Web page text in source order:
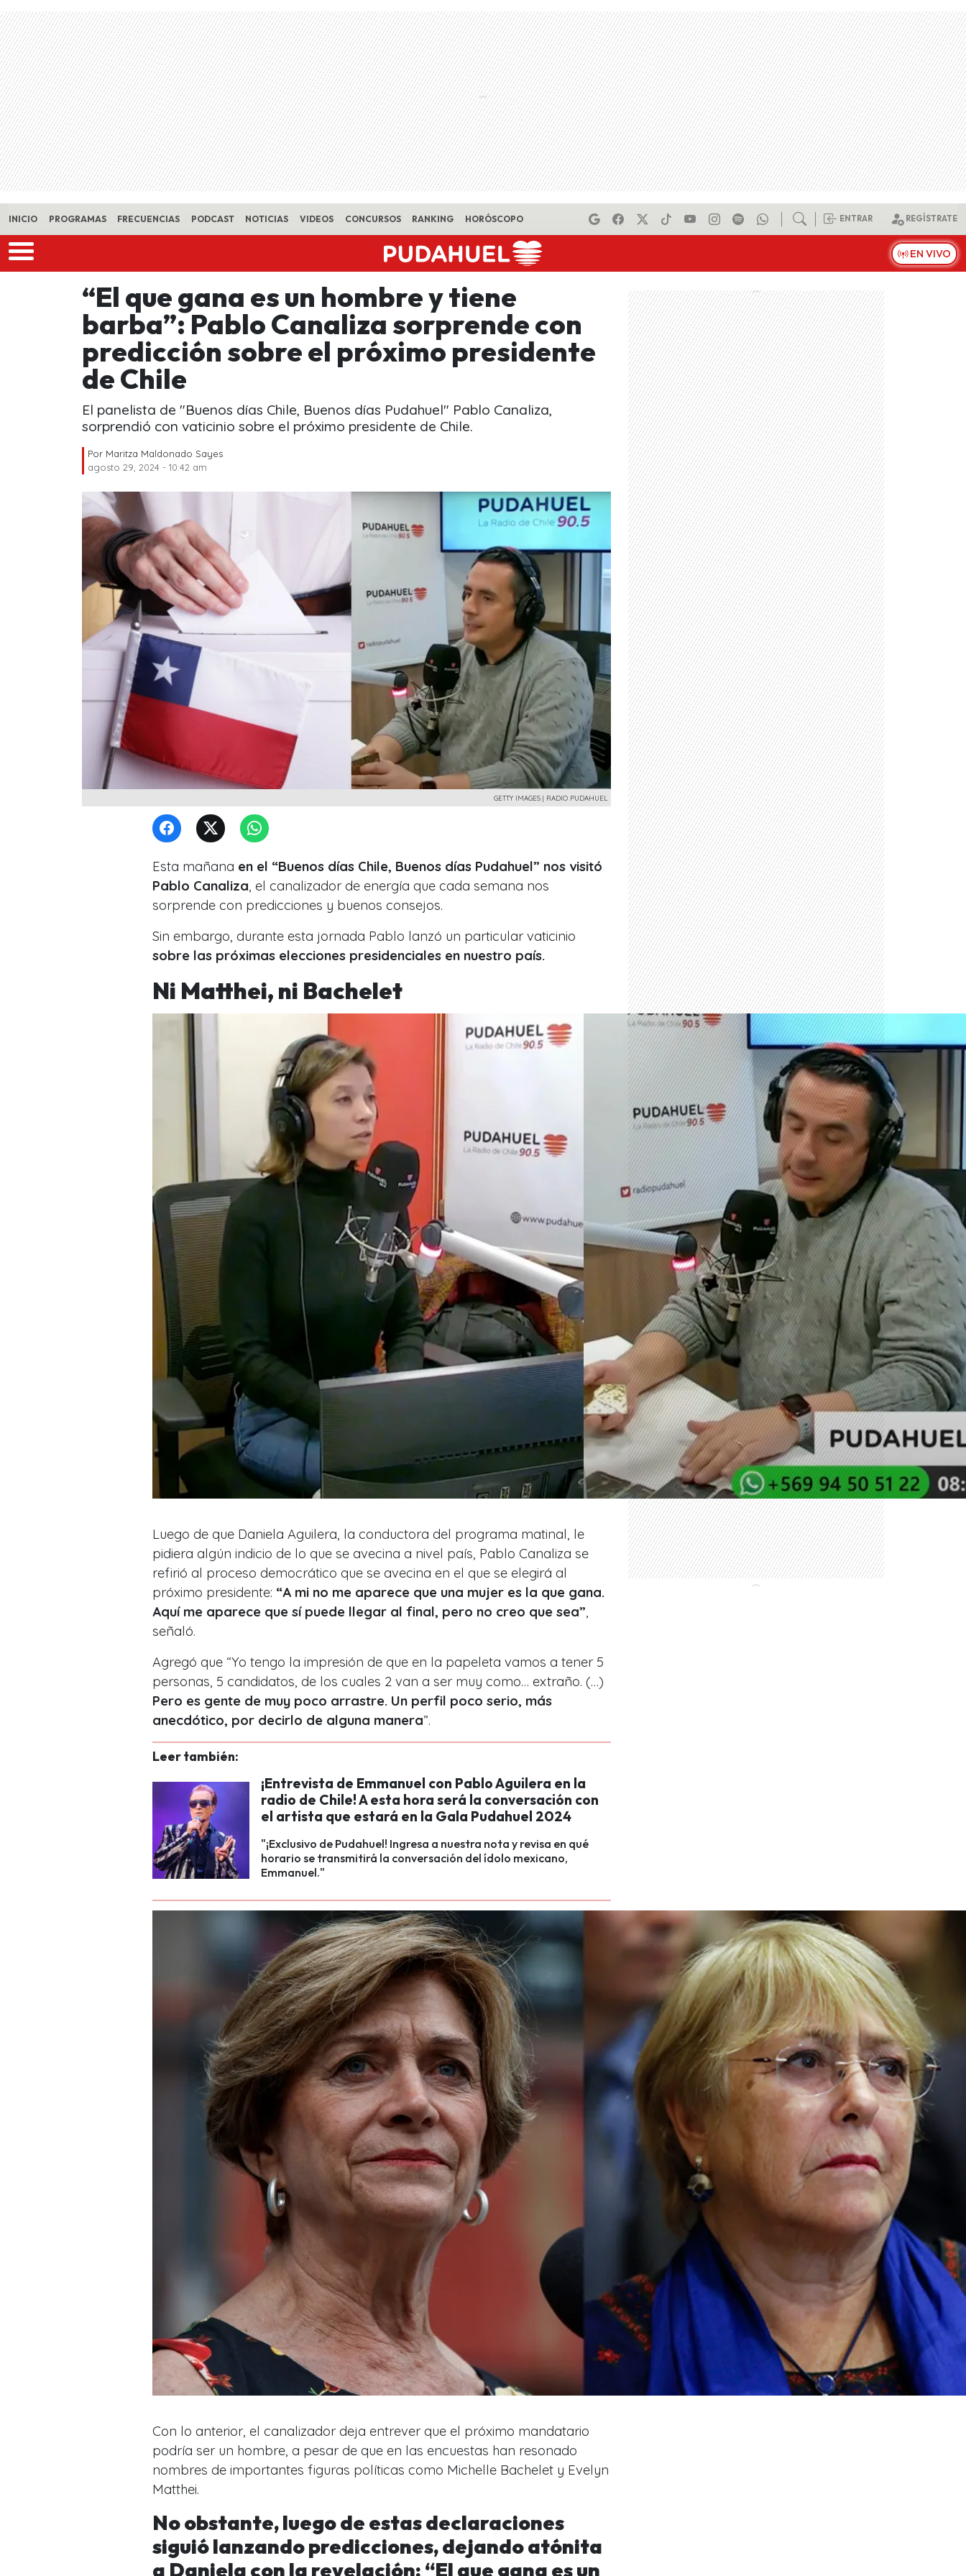
Skip to main content
INICIO PROGRAMAS FRECUENCIAS PODCAST NOTICIAS VIDEOS CONCURSOS RANKING HORÓSCOPO ENTRAR REGÍSTRATE
EN VIVO
“El que gana es un hombre y tiene
barba”: Pablo Canaliza sorprende con
predicción sobre el próximo presidente
de Chile
El panelista de "Buenos días Chile, Buenos días Pudahuel" Pablo Canaliza,
sorprendió con vaticinio sobre el próximo presidente de Chile.
Por Maritza Maldonado Sayes
agosto 29, 2024 - 10:42 am
GETTY IMAGES | RADIO PUDAHUEL
Esta mañana en el “Buenos días Chile, Buenos días Pudahuel” nos visitó
Pablo Canaliza , el canalizador de energía que cada semana nos
sorprende con predicciones y buenos consejos.
Sin embargo, durante esta jornada Pablo lanzó un particular vaticinio
sobre las próximas elecciones presidenciales en nuestro país.
Ni Matthei, ni Bachelet
Luego de que Daniela Aguilera, la conductora del programa matinal, le
pidiera algún indicio de lo que se avecina a nivel país, Pablo Canaliza se
refirió al proceso democrático que se avecina en el que se elegirá al
próximo presidente: “A mi no me aparece que una mujer es la que gana.
Aquí me aparece que sí puede llegar al final, pero no creo que sea”
señaló.
Agregó que “Yo tengo la impresión de que en la papeleta vamos a tener 5
personas, 5 candidatos, de los cuales 2 van a ser muy como… extraño. (…)
Pero es gente de muy poco arrastre. Un perfil poco serio, más
anecdótico, por decirlo de alguna manera”.
Leer también:
¡Entrevista de Emmanuel con Pablo Aguilera en la
radio de Chile! A esta hora será la conversación con
el artista que estará en la Gala Pudahuel 2024
"¡Exclusivo de Pudahuel! Ingresa a nuestra nota y revisa en qué
horario se transmitirá la conversación del ídolo mexicano,
Emmanuel."
Con lo anterior, el canalizador deja entrever que el próximo mandatario
podría ser un hombre, a pesar de que en las encuestas han resonado
nombres de importantes figuras políticas como Michelle Bachelet y Evelyn
Matthei.
No obstante, luego de estas declaraciones
siguió lanzando predicciones, dejando atónita
a Daniela con la revelación: “El que gana es un